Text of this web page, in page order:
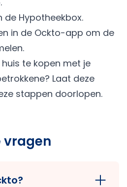
de Hypotheekbox.
in de Ockto-app om de
te kopen met je
Laat deze
stappen doorlopen.
vragen